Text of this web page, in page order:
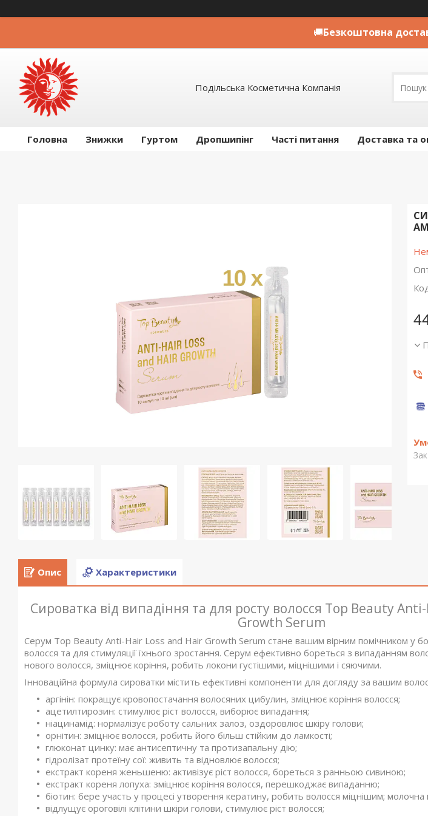
🚚Безкоштовна
Подільська Косметична Компанія
Головна Знижки Гуртом Дропшипінг Часті питання Доставка та
Опис Характеристики
Сироватка від випадіння та для росту волосся Top Beauty
Growth Serum
Серум Top Beauty Anti-Hair Loss and Hair Growth Serum стане вашим вірним помічником у
волосся та для стимуляції їхнього зростання. Серум ефективно бореться з випаданням
нового волосся, зміцнює коріння, робить локони густішими, міцнішими і сяючими.
Інноваційна формула сироватки містить ефективні компоненти для догляду за вашим
аргінін: покращує кровопостачання волосяних цибулин, зміцнює коріння волосся;
ацетилтирозин: стимулює ріст волосся, виборює випадання;
ніацинамід: нормалізує роботу сальних залоз, оздоровлює шкіру голови;
орнітин: зміцнює волосся, робить його більш стійким до ламкості;
глюконат цинку: має антисептичну та протизапальну дію;
гідролізат протеїну сої: живить та відновлює волосся;
екстракт кореня женьшеню: активізує ріст волосся, бореться з ранньою сивиною;
екстракт кореня лопуха: зміцнює коріння волосся, перешкоджає випаданню;
біотин: бере участь у процесі утворення кератину, робить волосся міцнішим; молочна
відлущує ороговілі клітини шкіри голови, стимулює ріст волосся;